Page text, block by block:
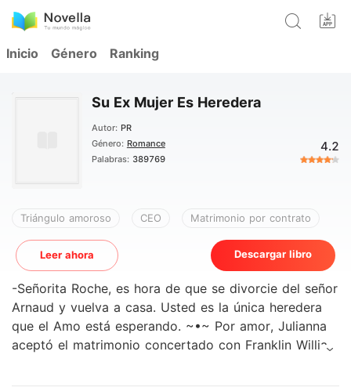
Inicio Género Ranking
Su Ex Mujer Es Heredera
Autor: PR
Género: Romance
Palabras: 389769
4.2
Triángulo amoroso CEO Matrimonio por contrato
Leer ahora Descargar libro
-Señorita Roche, es hora de que se divorcie del señor
Arnaud y vuelva a casa. Usted es la única heredera
que el Amo está esperando. ~•~ Por amor, Julianna
aceptó el matrimonio concertado con Franklin William